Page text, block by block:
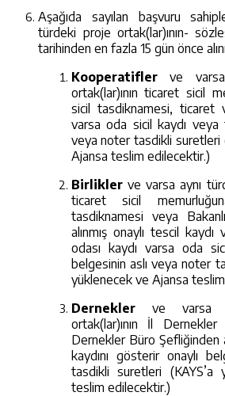
Aşağıda sayılan başvuru
türdeki proje ortak(lar)ının-
tarihinden en fazla 15 gün önce
Kooperatiflerve varsa
ortak(lar)ının ticaret sicil
sicil tasdiknamesi, ticaret
varsa oda sicil kaydı veya
veya noter tasdikli suretleri
Ajansa teslim edilecektir.)
Birliklerve varsa aynı
ticaret sicil
tasdiknamesi veya
alınmış onaylı tescil
odası kaydı varsa oda
belgesinin aslı veya noter
yüklenecek ve Ajansa
Derneklerve varsa
ortak(lar)ının İl
Dernekler Büro Şefliğinden
kaydını gösterir onaylı
tasdikli suretleri (KAYS’a
teslim edilecektir.)